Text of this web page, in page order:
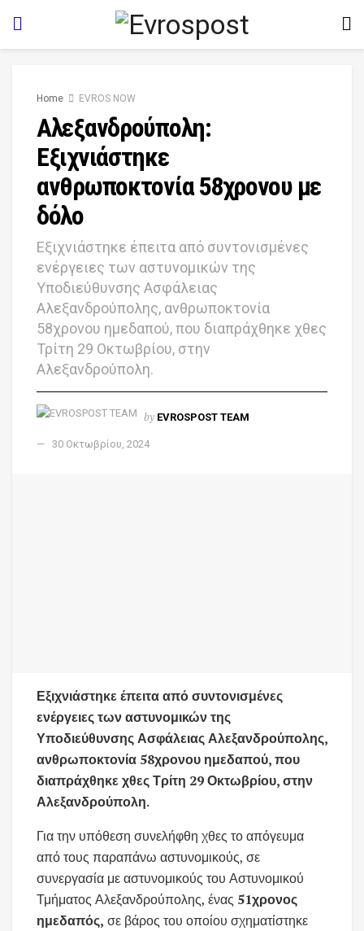
Home EVROS NOW
Αλεξανδρούπολη:
Εξιχνιάστηκε
ανθρωποκτονία 58χρονου με
δόλο
Εξιχνιάστηκε έπειτα από συντονισμένες
ενέργειες των αστυνομικών της
Υποδιεύθυνσης Ασφάλειας
Αλεξανδρούπολης, ανθρωποκτονία
58χρονου ημεδαπού, που διαπράχθηκε χθες
Τρίτη 29 Οκτωβρίου, στην
Αλεξανδρούπολη.
by EVROSPOST TEAM
30 Οκτωβρίου, 2024
Εξιχνιάστηκε έπειτα από συντονισμένες
ενέργειες των αστυνομικών της
Υποδιεύθυνσης Ασφάλειας Αλεξανδρούπολης,
ανθρωποκτονία 58χρονου ημεδαπού, που
διαπράχθηκε χθες Τρίτη 29 Οκτωβρίου, στην
Αλεξανδρούπολη.
Για την υπόθεση συνελήφθη χθες το απόγευμα
από τους παραπάνω αστυνομικούς, σε
συνεργασία με αστυνομικούς του Αστυνομικού
Τμήματος Αλεξανδρούπολης, ένας 51χρονος
ημεδαπός, σε βάρος του οποίου σχηματίστηκε